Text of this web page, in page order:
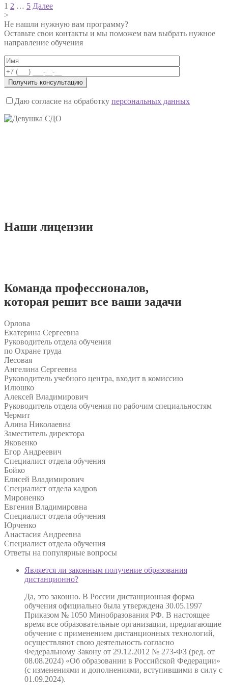
1 2 … 5 Далее
>
Не нашли нужную вам программу?
Оставьте свои контакты и мы поможем вам выбрать нужное
направление обучения
Даю согласие на обработку персональных данных
Наши лицензии
Команда профессионалов,
которая решит все ваши задачи
Орлова
Екатерина Сергеевна
Руководитель отдела обучения
по Охране труда
Лесовая
Ангелина Сергеевна
Руководитель учебного центра, входит в комиссию
Илюшко
Алексей Владимирович
Руководитель отдела обучения по рабочим специальностям
Чермит
Алина Николаевна
Заместитель директора
Яковенко
Егор Андреевич
Специалист отдела обучения
Бойко
Елисей Владимирович
Специалист отдела кадров
Мироненко
Евгения Владимировна
Специалист отдела обучения
Юрченко
Анастасия Андреевна
Специалист отдела обучения
Ответы на популярные вопросы
Является ли законным получение образования
дистанционно?
Да, это законно. В России дистанционная форма
обучения официально была утверждена 30.05.1997
Приказом № 1050 Минобразования РФ. В настоящее
время все образовательные организации, предлагающие
обучение с применением дистанционных технологий,
осуществляют свою деятельность согласно
Федеральному Закону от 29.12.2012 № 273-ФЗ (ред. от
08.08.2024) «Об образовании в Российской Федерации»
(с изменениями и дополнениями, вступившими в силу с
01.09.2024).